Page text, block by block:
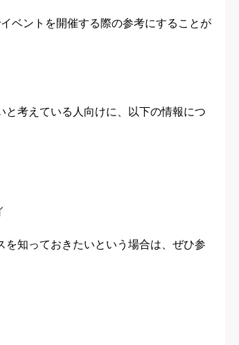
ベントを開催する際の参考にすることが
考えている人向けに、以下の情報につ
知っておきたいという場合は、ぜひ参